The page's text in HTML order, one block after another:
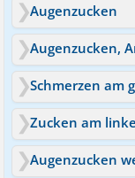
Augenzucken
Augenzucken,
Augenzucken